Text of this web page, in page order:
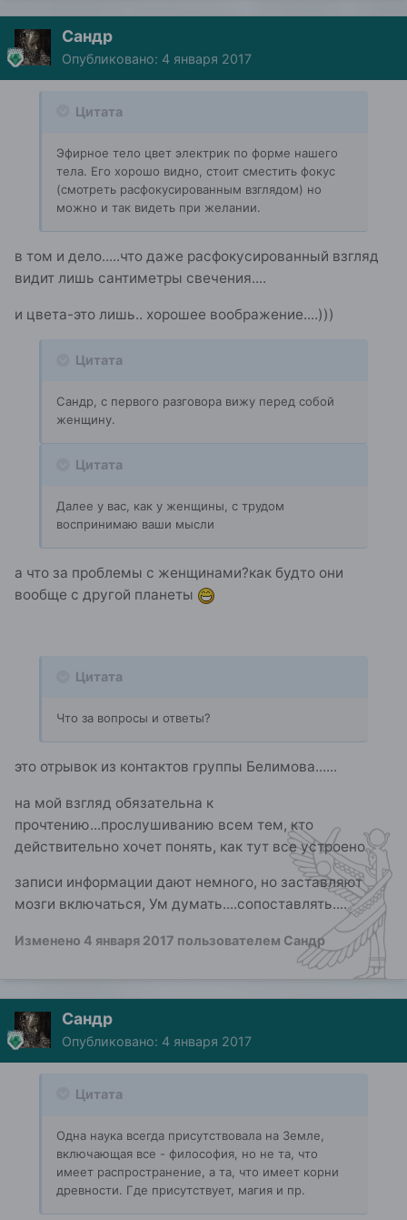
Сандр
Опубликовано: 4 января 2017
Цитата
Эфирное тело цвет электрик по форме нашего
тела. Его хорошо видно, стоит сместить фокус
(смотреть расфокусированным взглядом) но
можно и так видеть при желании.
в том и дело.....что даже расфокусированный взгляд
видит лишь сантиметры свечения....
и цвета-это лишь.. хорошее воображение....)))
Цитата
Сандр, с первого разговора вижу перед собой
женщину.
Цитата
Далее у вас, как у женщины, с трудом
воспринимаю ваши мысли
а что за проблемы с женщинами?как будто они
вообще с другой планеты
Цитата
Что за вопросы и ответы?
это отрывок из контактов группы Белимова......
на мой взгляд обязательна к
прочтению...прослушиванию всем тем, кто
действительно хочет понять, как тут все устроено
записи информации дают немного, но заставляют
мозги включаться, Ум думать....сопоставлять....
Изменено 4 января 2017 пользователем Сандр
Сандр
Опубликовано: 4 января 2017
Цитата
Одна наука всегда присутствовала на Земле,
включающая все - философия, но не та, что
имеет распространение, а та, что имеет корни
древности. Где присутствует, магия и пр.